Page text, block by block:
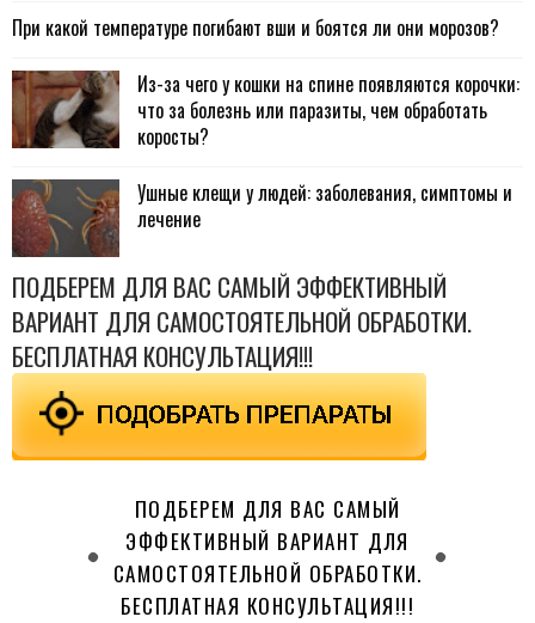
При какой температуре погибают вши и боятся ли они морозов?
Из-за чего у кошки на спине появляются корочки:
что за болезнь или паразиты, чем обработать
коросты?
Ушные клещи у людей: заболевания, симптомы и
лечение
ПОДБЕРЕМ ДЛЯ ВАС САМЫЙ ЭФФЕКТИВНЫЙ
ВАРИАНТ ДЛЯ САМОСТОЯТЕЛЬНОЙ ОБРАБОТКИ.
БЕСПЛАТНАЯ КОНСУЛЬТАЦИЯ!!!
ПОДБЕРЕМ ДЛЯ ВАС САМЫЙ
ЭФФЕКТИВНЫЙ ВАРИАНТ ДЛЯ
САМОСТОЯТЕЛЬНОЙ ОБРАБОТКИ.
БЕСПЛАТНАЯ КОНСУЛЬТАЦИЯ!!!